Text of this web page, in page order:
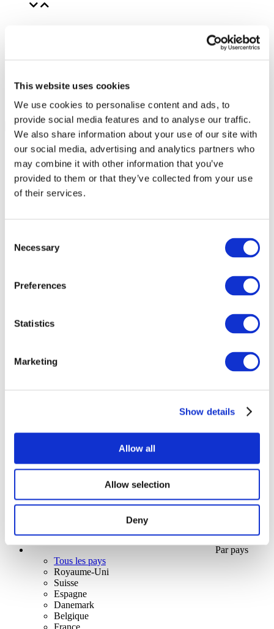
This website uses cookies
We use cookies to personalise content and ads, to
provide social media features and to analyse our traffic.
We also share information about your use of our site with
our social media, advertising and analytics partners who
may combine it with other information that you’ve
provided to them or that they’ve collected from your use
of their services.
Selection
Necessary
Preferences
Statistics
Marketing
Show details
Allow all
Allow selection
Deny
Événements
Concerts
Rock music
Par pays
Tous les pays
Royaume-Uni
Suisse
Espagne
Danemark
Belgique
France